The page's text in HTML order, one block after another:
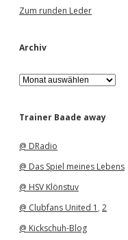
Zum runden Leder
Archiv
A
r
h
Trainer Baade away
@ DRadio
@ Das Spiel meines Lebens
@ HSV Klönstuv
@ Clubfans United 1 , 2
@ Kickschuh-Blog